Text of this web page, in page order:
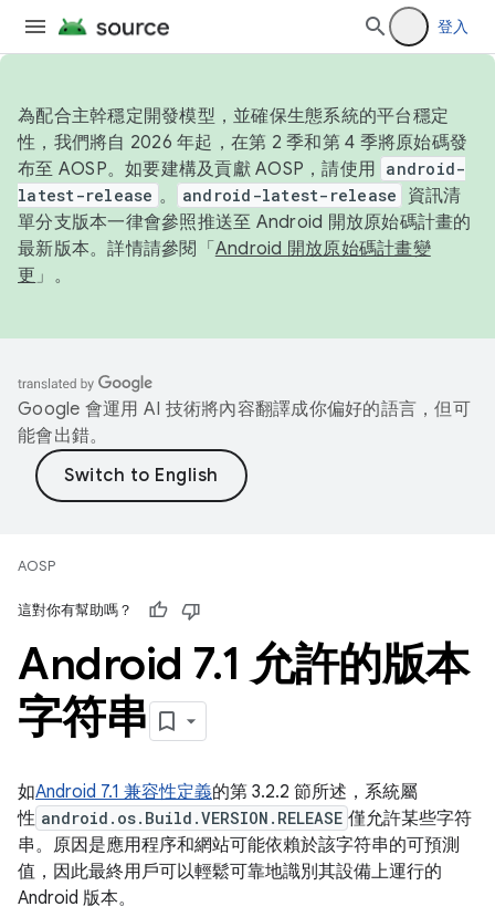
登入
為配合主幹穩定開發模型，並確保生態系統的平台穩定
性，我們將自 2026 年起，在第 2 季和第 4 季將原始碼發
布至 AOSP。如要建構及貢獻 AOSP，請使用 android-
latest-release 。 android-latest-release
資訊清
單分支版本一律會參照推送至 Android 開放原始碼計畫的
最新版本。詳情請參閱「 Android 開放原始碼計畫變
更 」。
Google 會運用 AI 技術將內容翻譯成你偏好的語言，但可
能會出錯。
AOSP
這對你有幫助嗎？
Android 7.1 允許的版本
字符串
如Android 7.1 兼容性定義的第 3.2.2 節所述，系統屬
性 android.os.Build.VERSION.RELEASE 僅允許某些字符
串。原因是應用程序和網站可能依賴於該字符串的可預測
值，因此最終用戶可以輕鬆可靠地識別其設備上運行的
Android 版本。